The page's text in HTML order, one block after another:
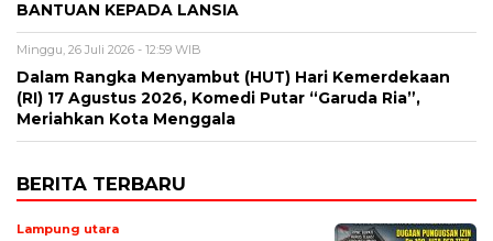
BANTUAN KEPADA LANSIA
Minggu, 26 Juli 2026 - 12:59 WIB
Dalam Rangka Menyambut (HUT) Hari Kemerdekaan
(RI) 17 Agustus 2026, Komedi Putar “Garuda Ria”,
Meriahkan Kota Menggala
BERITA TERBARU
Lampung utara